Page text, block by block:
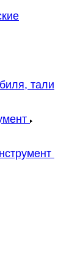
тали